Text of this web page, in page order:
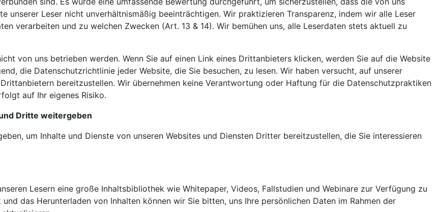
unserer Leser nicht unverhältnismäßig beeinträchtigen. Wir praktizieren Transparenz, indem wir alle Leser
verarbeiten und zu welchen Zwecken (Art. 13 & 14). Wir bemühen uns, alle Leserdaten stets aktuell zu
von uns betrieben werden. Wenn Sie auf einen Link eines Drittanbieters klicken, werden Sie auf die Website
die Datenschutzrichtlinie jeder Website, die Sie besuchen, zu lesen. Wir haben versucht, auf unserer
bereitzustellen. Wir übernehmen keine Verantwortung oder Haftung für die Datenschutzpraktiken
auf Ihr eigenes Risiko.
Dritte weitergeben
um Inhalte und Dienste von unseren Websites und Diensten Dritter bereitzustellen, die Sie interessieren
Lesern eine große Inhaltsbibliothek wie Whitepaper, Videos, Fallstudien und Webinare zur Verfügung zu
das Herunterladen von Inhalten können wir Sie bitten, uns Ihre persönlichen Daten im Rahmen der